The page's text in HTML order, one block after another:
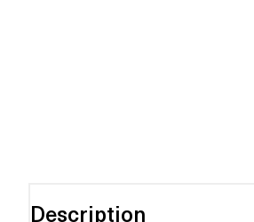
Description